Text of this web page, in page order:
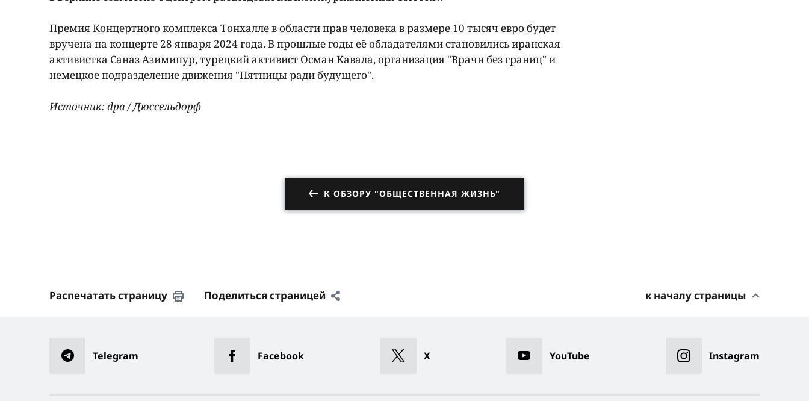
Премия Концертного комплекса Тонхалле в области прав человека в размере 10 тысяч евро будет
вручена на концерте 28 января 2024 года. В прошлые годы её обладателями становились иранская
активистка Саназ Азимипур, турецкий активист Осман Кавала, организация "Врачи без границ" и
немецкое подразделение движения "Пятницы ради будущего".
Источник: dpa / Дюссельдорф
К ОБЗОРУ "ОБЩЕСТВЕННАЯ ЖИЗНЬ"
Распечатать страницу Поделиться страницей к началу страницы
Telegram Facebook X YouTube Instagram